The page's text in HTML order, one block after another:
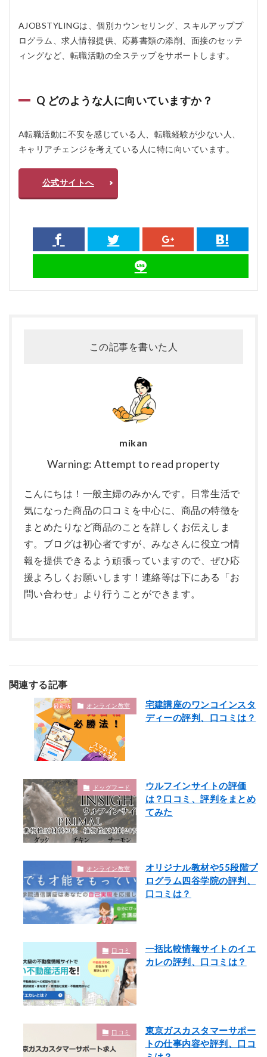
AJOBSTYLINGは、個別カウンセリング、スキルアッププ
ログラム、求人情報提供、応募書類の添削、面接のセッテ
ィングなど、転職活動の全ステップをサポートします。
Q どのような人に向いていますか？
A転職活動に不安を感じている人、転職経験が少ない人、
キャリアチェンジを考えている人に特に向いています。
公式サイトへ
この記事を書いた人
mikan
Warning: Attempt to read property
こんにちは！一般主婦のみかんです。日常生活で
気になった商品の口コミを中心に、商品の特徴を
まとめたりなど商品のことを詳しくお伝えしま
す。ブログは初心者ですが、みなさんに役立つ情
報を提供できるよう頑張っていますので、ぜひ応
援よろしくお願いします！連絡等は下にある「お
問い合わせ」より行うことができます。
関連する記事
オンライン教室
宅建講座のワンコインスタ
ディーの評判、口コミは？
ドッグフード
ウルフインサイトの評価
は？口コミ、評判をまとめ
てみた
オンライン教室
オリジナル教材や55段階プ
ログラム四谷学院の評判、
口コミは？
口コミ
一括比較情報サイトのイエ
カレの評判、口コミは？
口コミ
東京ガスカスタマーサポー
トの仕事内容や評判、口コ